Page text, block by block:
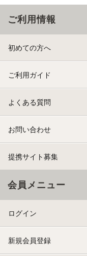
ご利用情報
初めての方へ
ご利用ガイド
よくある質問
お問い合わせ
提携サイト募集
会員メニュー
ログイン
新規会員登録